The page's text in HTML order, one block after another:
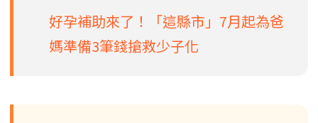
好孕補助來了！「這縣市」7月起為爸
媽準備3筆錢搶救少子化